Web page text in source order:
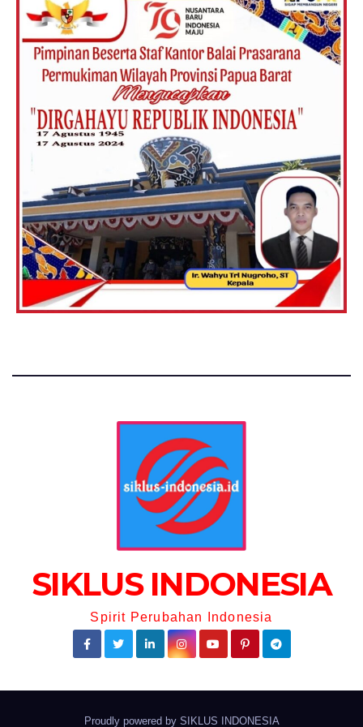
SIKLUS INDONESIA
Spirit Perubahan Indonesia
Proudly powered by SIKLUS INDONESIA